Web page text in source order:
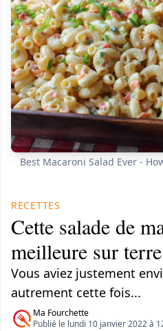
Best Macaroni Salad Ever -
RECETTES
Cette salade de
meilleure sur terre
Vous aviez justement
autrement cette fois...
Ma Fourchette
Publié le lundi 10 janvier 2022 à